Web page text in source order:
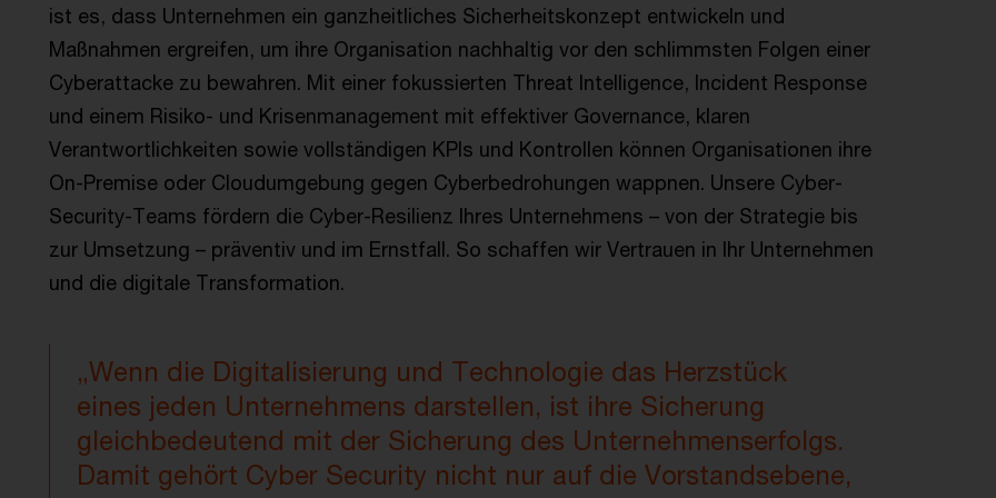
ist es, dass Unternehmen ein ganzheitliches Sicherheitskonzept entwickeln und
Maßnahmen ergreifen, um ihre Organisation nachhaltig vor den schlimmsten Folgen einer
Cyberattacke zu bewahren. Mit einer fokussierten Threat Intelligence, Incident Response
und einem Risiko- und Krisenmanagement mit effektiver Governance, klaren
Verantwortlichkeiten sowie vollständigen KPIs und Kontrollen können Organisationen ihre
On-Premise oder Cloudumgebung gegen Cyberbedrohungen wappnen. Unsere Cyber-
Security-Teams fördern die Cyber-Resilienz Ihres Unternehmens – von der Strategie bis
zur Umsetzung – präventiv und im Ernstfall. So schaffen wir Vertrauen in Ihr Unternehmen
und die digitale Transformation.
„Wenn die Digitalisierung und Technologie das Herzstück
eines jeden Unternehmens darstellen, ist ihre Sicherung
gleichbedeutend mit der Sicherung des Unternehmenserfolgs.
Damit gehört Cyber Security nicht nur auf die Vorstandsebene,